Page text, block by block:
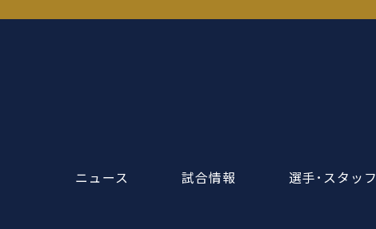
ニュース 試合情報 選手･スタッフ